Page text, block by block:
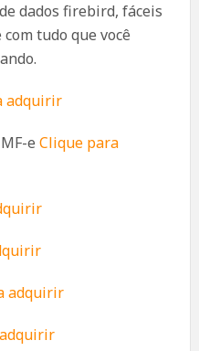
dados firebird, fáceis
tudo que você
adquirir
e Clique para
adquirir